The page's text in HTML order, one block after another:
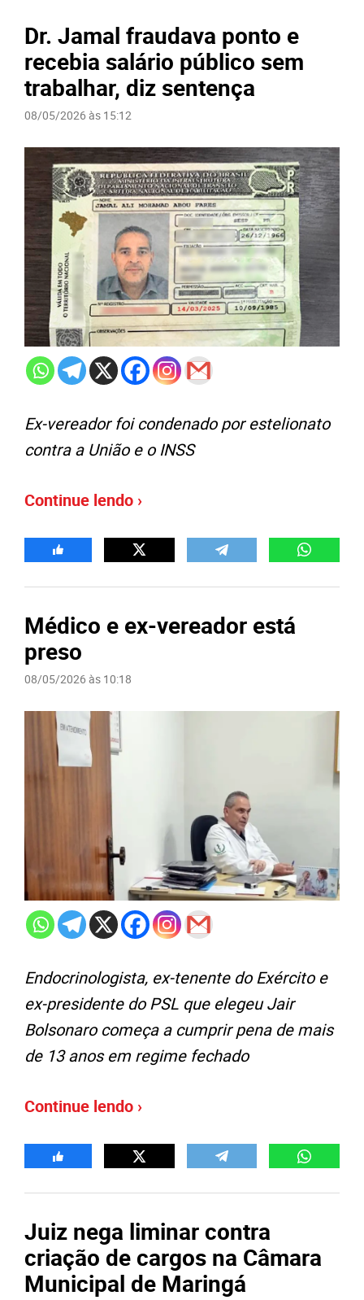
Dr. Jamal fraudava ponto e
recebia salário público sem
trabalhar, diz sentença
08/05/2026 às 15:12
Ex-vereador foi condenado por estelionato
contra a União e o INSS
Continue lendo ›
Médico e ex-vereador está
preso
08/05/2026 às 10:18
Endocrinologista, ex-tenente do Exército e
ex-presidente do PSL que elegeu Jair
Bolsonaro começa a cumprir pena de mais
de 13 anos em regime fechado
Continue lendo ›
Juiz nega liminar contra
criação de cargos na Câmara
Municipal de Maringá